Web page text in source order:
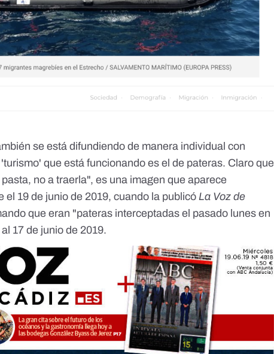
se está difundiendo de manera individual con
que está funcionando es el de pateras. Claro que
no a traerla", es una imagen que aparece
el 19 de junio de 2019, cuando la publicóLa Voz de
que eran "pateras interceptadas el pasado lunes en
17 de junio de 2019.